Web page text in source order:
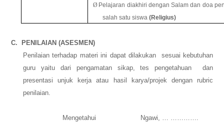
Ø Pelajaran diakhiri dengan Salam dan doa
salah satu siswa(Religius)
C.
PENILAIAN (ASESMEN)
Penilaian terhadap materi ini dapat dilakukan sesuai kebutuhan
guru yaitu dari pengamatan sikap, tes pengetahuan dan
presentasi unjuk kerja atau hasil karya/projek dengan rubric
penilaian.
Mengetahui
Ngawi, … ………….